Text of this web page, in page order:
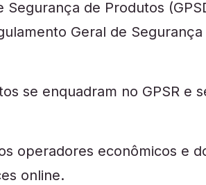
Segurança de Produtos
Geral de Segurança
se enquadram no GPSR e
operadores econômicos e
online.